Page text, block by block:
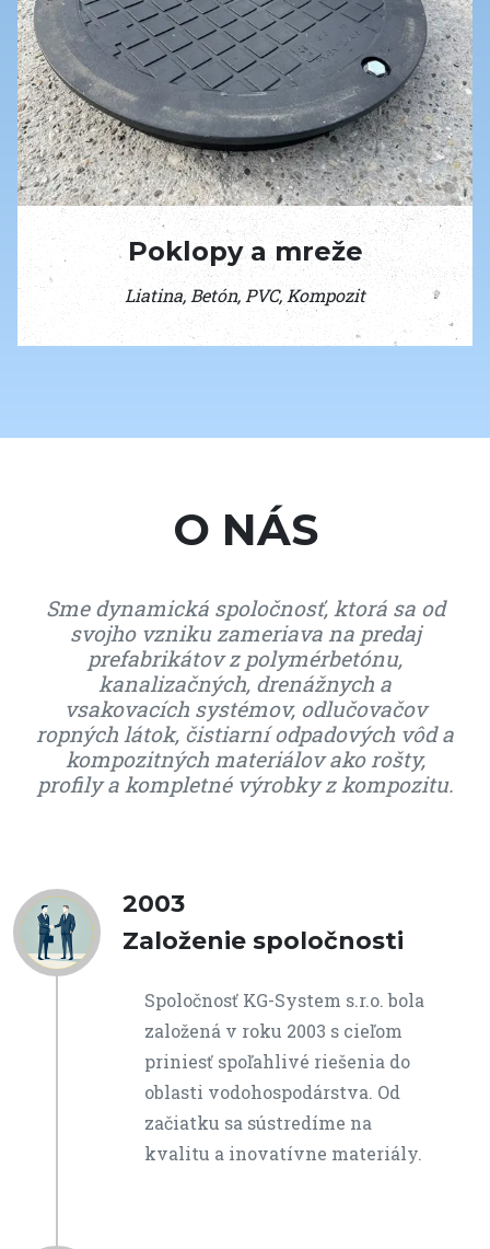
Poklopy a mreže
Liatina, Betón, PVC, Kompozit
O NÁS
Sme dynamická spoločnosť, ktorá sa od
svojho vzniku zameriava na predaj
prefabrikátov z polymérbetónu,
kanalizačných, drenážnych a
vsakovacích systémov, odlučovačov
ropných látok, čistiarní odpadových vôd a
kompozitných materiálov ako rošty,
profily a kompletné výrobky z kompozitu.
2003
Založenie spoločnosti
Spoločnosť KG-System s.r.o. bola
založená v roku 2003 s cieľom
priniesť spoľahlivé riešenia do
oblasti vodohospodárstva. Od
začiatku sa sústredíme na
kvalitu a inovatívne materiály.